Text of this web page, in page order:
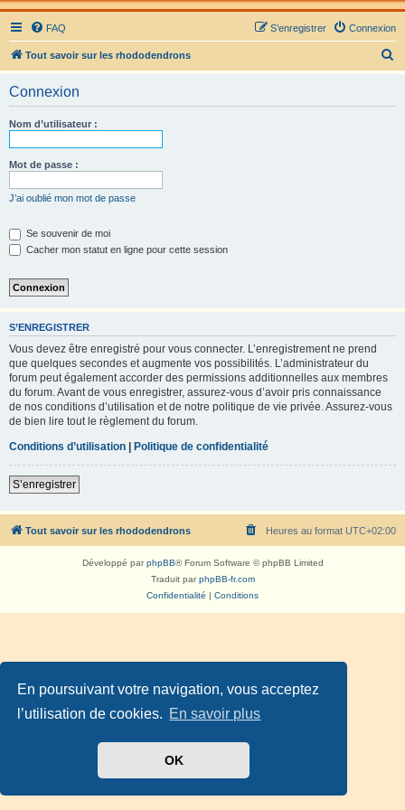
En poursuivant votre navigation, vous acceptez
l’utilisation de cookies. En savoir plus
OK
FAQ Connexion
S’enregistrer
Tout savoir sur les rhododendrons
Connexion
Nom d’utilisateur :
Mot de passe :
J’ai oublié mon mot de passe
Se souvenir de moi
Cacher mon statut en ligne pour cette session
S’ENREGISTRER
Vous devez être enregistré pour vous connecter. L’enregistrement ne prend
que quelques secondes et augmente vos possibilités. L’administrateur du
forum peut également accorder des permissions additionnelles aux membres
du forum. Avant de vous enregistrer, assurez-vous d’avoir pris connaissance
de nos conditions d’utilisation et de notre politique de vie privée. Assurez-vous
de bien lire tout le règlement du forum.
Conditions d’utilisation | Politique de confidentialité
S’enregistrer
Tout savoir sur les rhododendrons Heures au format UTC+02:00
Développé parphpBB® Forum Software © phpBB Limited
Traduit parphpBB-fr.com
Confidentialité | Conditions